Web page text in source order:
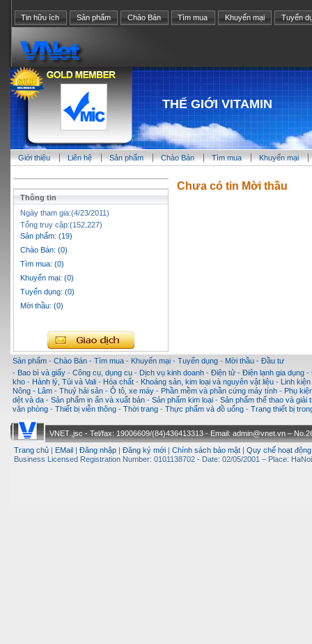
Tin hữu ích Sản phẩm Chào Bán Tìm mua Khuyến mại Tuyển
THẾ GIỚI VITAMIN
Giới thiệu Liên hệ Sản phẩm Chào Bán Tìm mua Khuyến mại
Thông tin
Ngày tham gia:(4/23/2011)
Tổng truy cập:(152,227)
Sản phẩm: (19)
Chào Bán: (0)
Tìm mua: (0)
Khuyến mại: (0)
Tuyển dụng: (0)
Mời thầu: (0)
Chưa có tin Mời thầu
Sản phẩm - Chào Bán - Tìm mua - Khuyến mại - Tuyển dụng - Mời thầu - Đầu tư
- Bao bì và giấy - Công cụ, dụng cụ - Dịch vụ kinh doanh - Điện tử - Điện lạnh gia dụng -
kho - Hành lý, Túi và Vali - Hóa chất - Khoáng sản, kim loại và nguyên vật liệu -
Linh
Nông - Lâm - Thuỷ hải sản - Ô tô, xe máy - Phần mềm và phần cứng máy tính - Phụ
dệt và da - Sản phẩm in ấn và xuất bản - Sản phẩm kim loại - Sản phẩm thể thao và giải
văn phòng - Thiết bị viễn thông - Thời trang - Thực phẩm và đồ uống - Trang thiết bị
VNET.,jsc - Tel/fax: 19006609/(84)436413313 - Email: admin@vnet.vn –
Trang chủ
EMail Đăng nhập Đăng ký mới Chính sách bảo mật Quy chế hoạt động
Business Licensed Registration Number: 0101138702 - Date: 02/05/2001 – Place: